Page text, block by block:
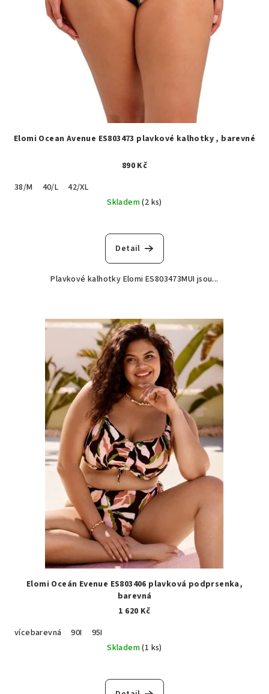
Elomi Ocean Avenue ES803473 plavkové kalhotky , barevné
890 Kč
38/M
40/L
42/XL
Skladem(2 ks)
Detail
Plavkové kalhotky Elomi ES803473MUI jsou...
Elomi Oceán Evenue ES803406 plavková podprsenka,
barevná
1 620 Kč
vícebarevná
90I
95I
Skladem(1 ks)